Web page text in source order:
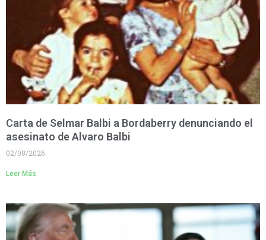
Carta de Selmar Balbi a Bordaberry denunciando el
asesinato de Alvaro Balbi
02/08/2026
Leer Más